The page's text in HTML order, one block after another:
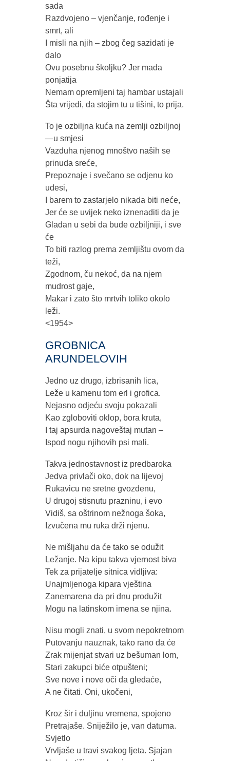
sada
Razdvojeno – vjenčanje, rođenje i
smrt, ali
I misli na njih – zbog čeg sazidati je
dalo
Ovu posebnu školjku? Jer mada
ponjatija
Nemam opremljeni taj hambar ustajali
Šta vrijedi, da stojim tu u tišini, to prija.
To je ozbiljna kuća na zemlji ozbiljnoj
—u smjesi
Vazduha njenog mnoštvo naših se
prinuda sreće,
Prepoznaje i svečano se odjenu ko
udesi,
I barem to zastarjelo nikada biti neće,
Jer će se uvijek neko iznenaditi da je
Gladan u sebi da bude ozbiljniji, i sve
će
To biti razlog prema zemljištu ovom da
teži,
Zgodnom, ču nekoć, da na njem
mudrost gaje,
Makar i zato što mrtvih toliko okolo
leži.
<1954>
GROBNICA
ARUNDELOVIH
Jedno uz drugo, izbrisanih lica,
Leže u kamenu tom erl i grofica.
Nejasno odjeću svoju pokazali
Kao zgloboviti oklop, bora kruta,
I taj apsurda nagoveštaj mutan –
Ispod nogu njihovih psi mali.
Takva jednostavnost iz predbaroka
Jedva privlači oko, dok na lijevoj
Rukavicu ne sretne gvozdenu,
U drugoj stisnutu prazninu, i evo
Vidiš, sa oštrinom nežnoga šoka,
Izvučena mu ruka drži njenu.
Ne mišljahu da će tako se odužit
Ležanje. Na kipu takva vjernost biva
Tek za prijatelje sitnica vidljiva:
Unajmljenoga kipara vještina
Zanemarena da pri dnu produžit
Mogu na latinskom imena se njina.
Nisu mogli znati, u svom nepokretnom
Putovanju nauznak, tako rano da će
Zrak mijenjat stvari uz bešuman lom,
Stari zakupci biće otpušteni;
Sve nove i nove oči da gledaće,
A ne čitati. Oni, ukočeni,
Kroz šir i duljinu vremena, spojeno
Pretrajaše. Sniježilo je, van datuma.
Svjetlo
Vrvljaše u travi svakog ljeta. Sjajan